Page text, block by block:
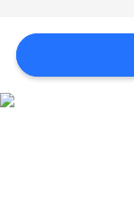
DEMANDEZ